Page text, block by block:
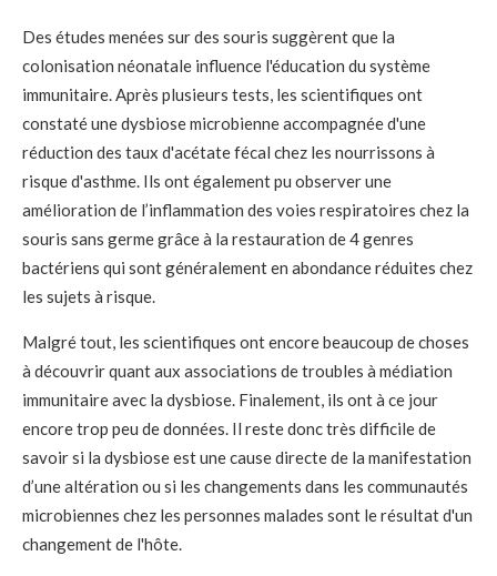
Des études menées sur des souris suggèrent que la
colonisation néonatale influence l'éducation du système
immunitaire. Après plusieurs tests, les scientifiques ont
constaté une dysbiose microbienne accompagnée d'une
réduction des taux d'acétate fécal chez les nourrissons à
risque d'asthme. Ils ont également pu observer une
amélioration de l’inflammation des voies respiratoires chez la
souris sans germe grâce à la restauration de 4 genres
bactériens qui sont généralement en abondance réduites chez
les sujets à risque.
Malgré tout, les scientifiques ont encore beaucoup de choses
à découvrir quant aux associations de troubles à médiation
immunitaire avec la dysbiose. Finalement, ils ont à ce jour
encore trop peu de données. Il reste donc très difficile de
savoir si la dysbiose est une cause directe de la manifestation
d’une altération ou si les changements dans les communautés
microbiennes chez les personnes malades sont le résultat d'un
changement de l'hôte.